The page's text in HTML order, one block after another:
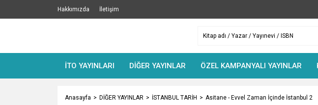
Hakkımızda İletişim
İTO YAYINLARI DİĞER YAYINLAR ÖZEL KAMPANYALI YAYINLAR
Anasayfa DİĞER YAYINLAR İSTANBUL TARİH Asitane - Evvel Zaman İçinde İstanbul 2